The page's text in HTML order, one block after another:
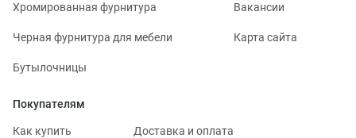
Хромированная фурнитура
Черная фурнитура для мебели
Бутылочницы
Вакансии
Карта сайта
Покупателям
Как купить Доставка и оплата